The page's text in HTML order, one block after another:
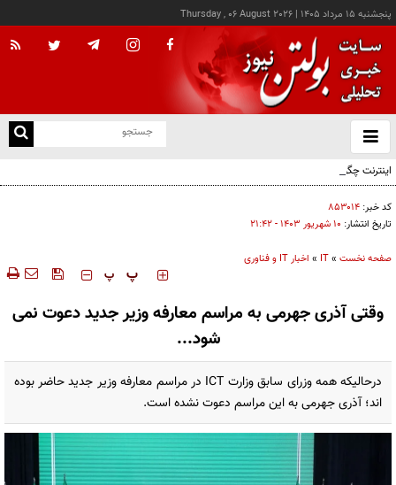
پنجشنبه ۱۵ مرداد ۱۴۰۵ |
Thursday , 06 August 2026
باز
و
اینترنت چگونه مفهوم کودکی را دگرگون کرد؟
کد خبر: ۸۵۳۰۱۴
تاریخ انتشار: ۱۰ شهريور ۱۴۰۳ - ۲۱:۴۲
صفحه نخست »
IT
» اخبار IT و فناوری
‍‍‍ پ پ
وقتی آذری جهرمی به مراسم معارفه وزیر جدید دعوت نمی
شود...
درحالیکه همه وزرای سابق وزارت ICT در مراسم معارفه وزیر جدید حاضر بوده
اند؛ آذری جهرمی به این مراسم دعوت نشده است.